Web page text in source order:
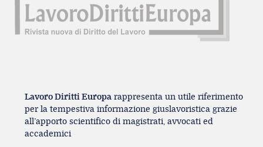
Lavoro Diritti Europa rappresenta un utile riferimento
per la tempestiva informazione giuslavoristica grazie
all’apporto scientifico di magistrati, avvocati ed
accademici